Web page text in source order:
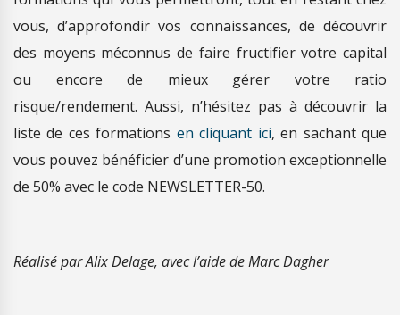
vous, d’approfondir vos connaissances, de découvrir
des moyens méconnus de faire fructifier votre capital
ou encore de mieux gérer votre ratio
risque/rendement. Aussi, n’hésitez pas à découvrir la
liste de ces formations en cliquant ici, en sachant que
vous pouvez bénéficier d’une promotion exceptionnelle
de 50% avec le code NEWSLETTER-50.
Réalisé par Alix Delage, avec l’aide de Marc Dagher